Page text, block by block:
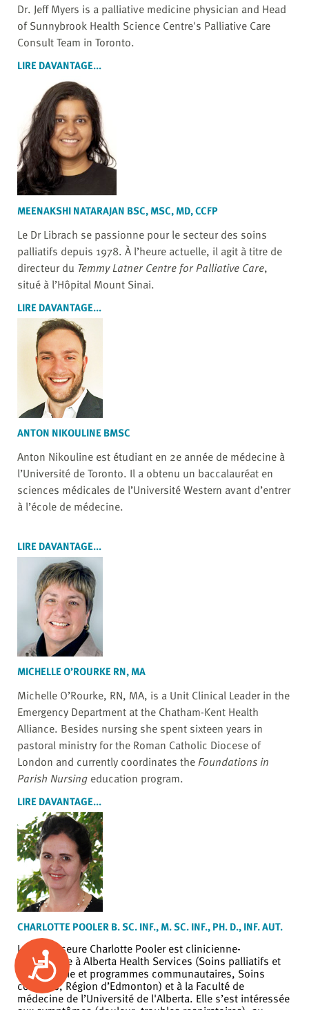
Accessibility
Dr. Jeff Myers is a palliative medicine physician and Head
of Sunnybrook Health Science Centre's Palliative Care
Consult Team in Toronto.
LIRE DAVANTAGE...
MEENAKSHI NATARAJAN BSC, MSC, MD, CCFP
Le Dr Librach se passionne pour le secteur des soins
palliatifs depuis 1978. À l’heure actuelle, il agit à titre de
directeur du Temmy Latner Centre for Palliative Care,
situé à l’Hôpital Mount Sinai.
LIRE DAVANTAGE...
ANTON NIKOULINE BMSC
Anton Nikouline est étudiant en 2e année de médecine à
l’Université de Toronto. Il a obtenu un baccalauréat en
sciences médicales de l’Université Western avant d’entrer
à l’école de médecine.
LIRE DAVANTAGE...
MICHELLE O’ROURKE RN, MA
Michelle O’Rourke, RN, MA, is a Unit Clinical Leader in the
Emergency Department at the Chatham-Kent Health
Alliance. Besides nursing she spent sixteen years in
pastoral ministry for the Roman Catholic Diocese of
London and currently coordinates theFoundations in
Parish Nursing education program.
LIRE DAVANTAGE...
CHARLOTTE POOLER B. SC. INF., M. SC. INF., PH. D., INF. AUT.
La professeure Charlotte Pooler est clinicienne-
chercheuse à Alberta Health Services (Soins palliatifs et
de fin de vie et programmes communautaires, Soins
continus, Région d’Edmonton) et à la Faculté de
médecine de l’Université de l'Alberta. Elle s’est intéressée